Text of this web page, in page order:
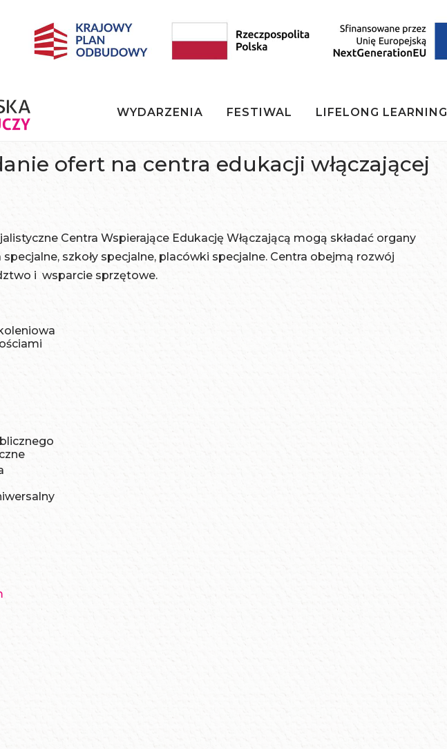
WYDARZENIA FESTIWAL LIFELONG LEARNING
ofert na centra edukacji włączającej
Centra Wspierające Edukację Włączającą mogą składać organy
szkoły specjalne, placówki specjalne. Centra obejmą rozwój
i wsparcie sprzętowe.